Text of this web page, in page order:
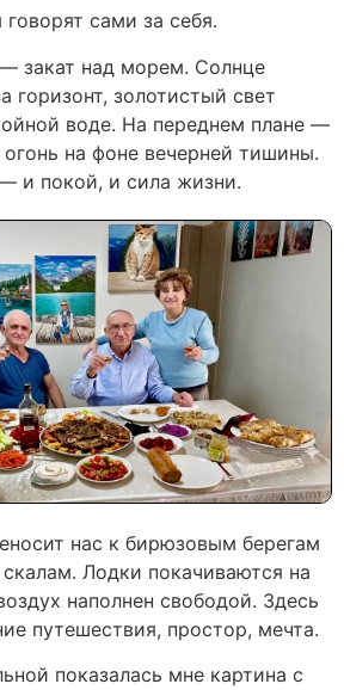
сами за себя.
закат над морем. Солнце
горизонт, золотистый свет
воде. На переднем плане —
на фоне вечерней тишины.
и покой, и сила жизни.
нас к бирюзовым берегам
Лодки покачиваются на
наполнен свободой. Здесь
путешествия, простор, мечта.
показалась мне картина с